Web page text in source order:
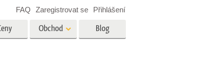
Obchod Blog
FAQ Zaregistrovat se Přihlášení